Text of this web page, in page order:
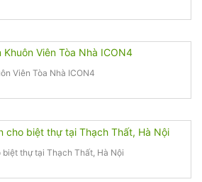
Viên Tòa Nhà ICON4
thự tại Thạch Thất, Hà Nội